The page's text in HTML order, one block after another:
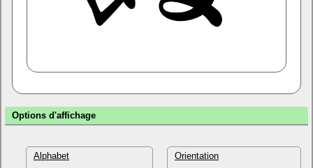
Options d'affichage
Alphabet Orientation